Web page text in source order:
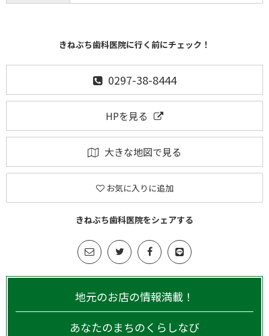
きねぶち歯科医院に行く前にチェック！
0297-38-8444
HPを見る
大きな地図で見る
お気に入りに追加
きねぶち歯科医院をシェアする
地元のお店の情報満載！
あなたのまちのくらしなび